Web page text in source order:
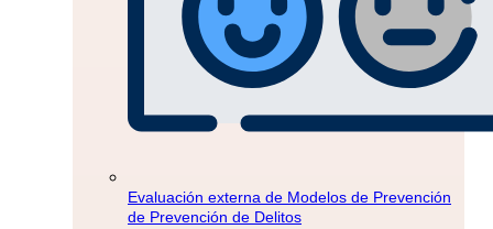
Evaluación externa de Modelos de Prevención
de Prevención de Delitos